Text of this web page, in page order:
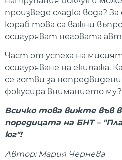
произведе сладка вода?
кораб това са важни
осигуряват неговата
Част от успеха на
осигуряване на екипажа.
се готви за
фокусира вниманието му?
Всичко това вижте във
поредицата на БНТ –
юг"!
Автор: Мария Чернева